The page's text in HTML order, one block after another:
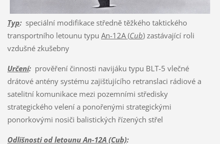
Typ:speciální modifikace středně těžkého taktického
transportního letounu typu An-12A (Cub)zastávající roli
vzdušné zkušebny
Určení:prověření činnosti navijáku typu BLT-5 vlečné
drátové antény systému zajišťujícího retranslaci rádiové a
satelitní komunikace mezi pozemními středisky
strategického velení a ponořenými strategickými
ponorkovými nosiči balistických řízených střel
Odlišnosti od letounu An-12A (Cub):